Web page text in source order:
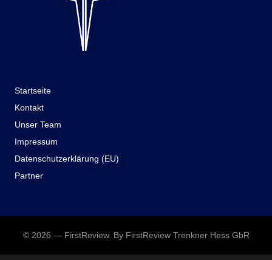
Startseite
Kontakt
Unser Team
Impressum
Datenschutzerklärung (EU)
Partner
© 2026 — FirstReview. By FirstReview Trenkner Hess GbR